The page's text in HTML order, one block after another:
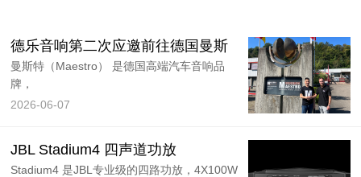
德乐音响第二次应邀前往德国曼斯
曼斯特（Maestro） 是德国高端汽车音响品
牌，
2026-06-07
JBL Stadium4 四声道功放
Stadium4 是JBL专业级的四路功放，4X100W